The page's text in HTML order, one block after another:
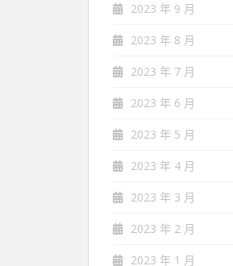
2023 年 9 月
2023 年 8 月
2023 年 7 月
2023 年 6 月
2023 年 5 月
2023 年 4 月
2023 年 3 月
2023 年 2 月
2023 年 1 月